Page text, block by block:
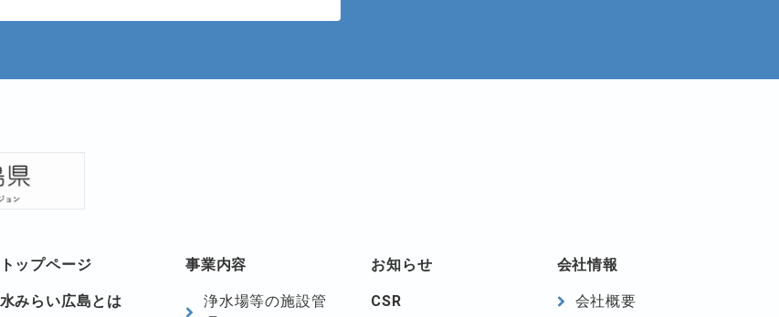
トップページ
水みらい広島とは
事業内容
浄水場等の施設管
お知らせ
CSR
会社情報
会社概要